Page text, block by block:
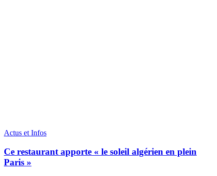
Actus et Infos
Ce restaurant apporte « le soleil algérien en plein
Paris »